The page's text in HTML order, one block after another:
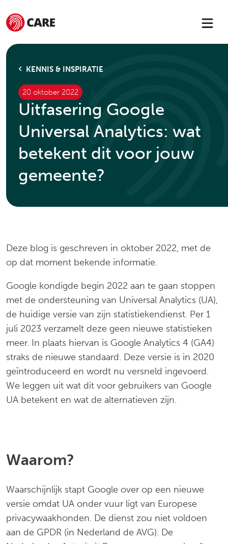
KENNIS & INSPIRATIE
20 oktober 2022
Uitfasering Google
Universal Analytics: wat
betekent dit voor jouw
gemeente?
Deze blog is geschreven in oktober 2022, met de
op dat moment bekende informatie.
Google kondigde begin 2022 aan te gaan stoppen
met de ondersteuning van Universal Analytics (UA),
de huidige versie van zijn statistiekendienst. Per 1
juli 2023 verzamelt deze geen nieuwe statistieken
meer. In plaats hiervan is Google Analytics 4 (GA4)
straks de nieuwe standaard. Deze versie is in 2020
geïntroduceerd en wordt nu versneld ingevoerd.
We leggen uit wat dit voor gebruikers van Google
UA betekent en wat de alternatieven zijn.
Waarom?
Waarschijnlijk stapt Google over op een nieuwe
versie omdat UA onder vuur ligt van Europese
privacywaakhonden. De dienst zou niet voldoen
aan de GPDR (in Nederland de AVG). De